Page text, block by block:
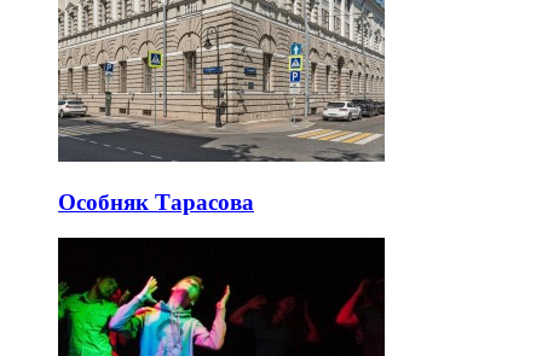
Особняк Тарасова